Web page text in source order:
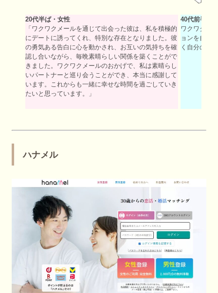
20代半ば・女性
「ワクワクメールを通じて出会った彼は、私を積極的
にデートに誘ってくれ、特別な存在となりました。彼
の勇気ある告白に心を動かされ、お互いの気持ちを確
認し合いながら、毎晩素晴らしい関係を築くことがで
きました。ワクワクメールのおかげで、私は素晴らし
いパートナーと巡り会うことができ、本当に感謝して
います。これからも一緒に幸せな時間を過ごしていき
たいと思っています。」
40代前半・
ワクワクメ
ョンを自分
く自分の気
ハナメル